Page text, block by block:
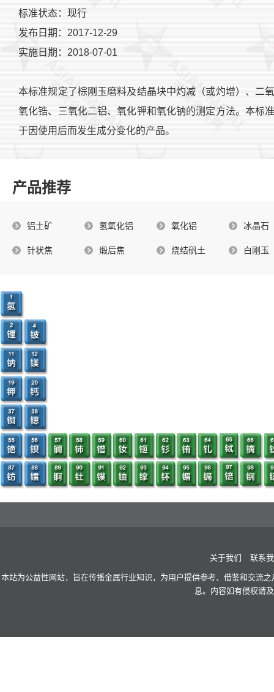
标准状态：现行
发布日期：2017-12-29
实施日期：2018-07-01
本标准规定了棕刚玉磨料及结晶块中灼减（或灼增）、二
氧化锆、三氧化二铝、氧化钾和氧化钠的测定方法。本标
于因使用后而发生成分变化的产品。
产品推荐
铝土矿 氢氧化铝 氧化铝 冰晶石
针状焦 煅后焦 烧结矾土 白刚玉
关于我们 联系
本站为公益性网站，旨在传播金属行业知识，为用户提供参考、借鉴和交流
息。内容如有侵权请